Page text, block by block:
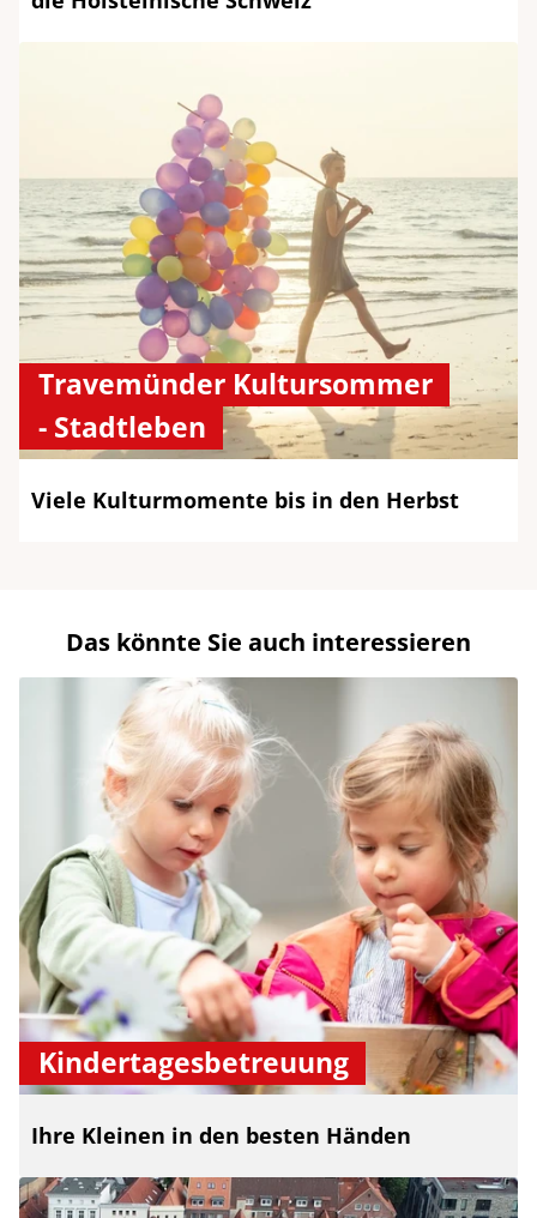
Travemünder Kultursommer
- Stadtleben
Viele Kulturmomente bis in den Herbst
Das könnte Sie auch interessieren
Kindertagesbetreuung
Ihre Kleinen in den besten Händen